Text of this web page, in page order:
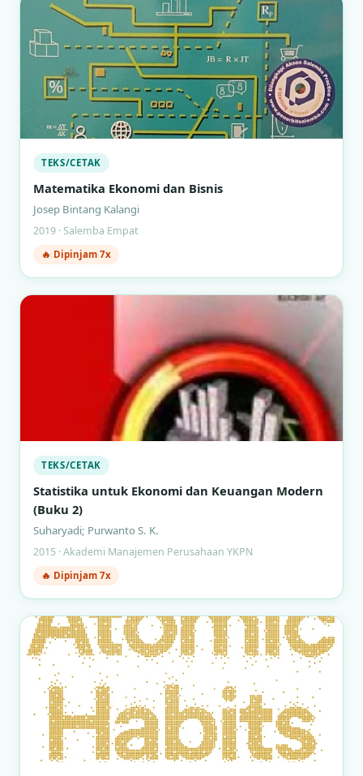
TEKS/CETAK
Matematika Ekonomi dan Bisnis
Josep Bintang Kalangi
2019 · Salemba Empat
🔥 Dipinjam 7x
TEKS/CETAK
Statistika untuk Ekonomi dan Keuangan Modern
(Buku 2)
Suharyadi; Purwanto S. K.
2015 · Akademi Manajemen Perusahaan YKPN
🔥 Dipinjam 7x